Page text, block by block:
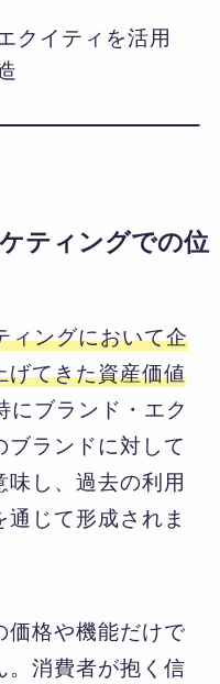
クイティを活用
ティングでの位
ィングにおいて企
げてきた資産価値
にブランド・エク
ブランドに対して
味し、過去の利用
じて形成されま
価格や機能だけで
。消費者が抱く信